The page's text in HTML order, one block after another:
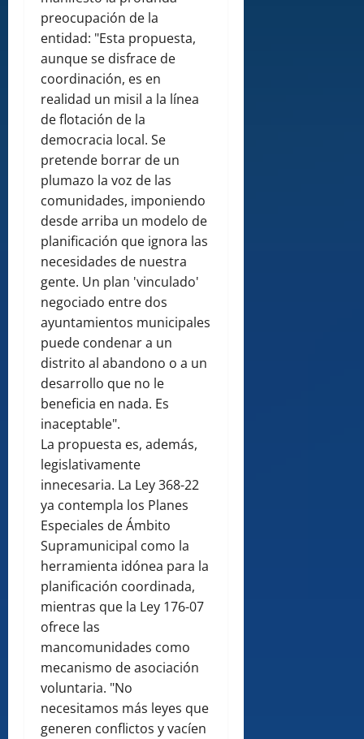
preocupación de la
entidad: "Esta propuesta,
aunque se disfrace de
coordinación, es en
realidad un misil a la línea
de flotación de la
democracia local. Se
pretende borrar de un
plumazo la voz de las
comunidades, imponiendo
desde arriba un modelo de
planificación que ignora las
necesidades de nuestra
gente. Un plan 'vinculado'
negociado entre dos
ayuntamientos municipales
puede condenar a un
distrito al abandono o a un
desarrollo que no le
beneficia en nada. Es
inaceptable".
La propuesta es, además,
legislativamente
innecesaria. La Ley 368-22
ya contempla los Planes
Especiales de Ámbito
Supramunicipal como la
herramienta idónea para la
planificación coordinada,
mientras que la Ley 176-07
ofrece las
mancomunidades como
mecanismo de asociación
voluntaria. "No
necesitamos más leyes que
generen conflictos y vacíen